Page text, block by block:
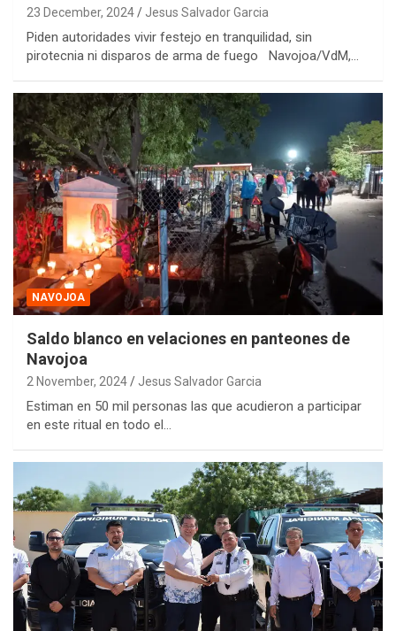
23 December, 2024 Jesus Salvador Garcia
Piden autoridades vivir festejo en tranquilidad, sin
pirotecnia ni disparos de arma de fuego Navojoa/VdM,…
NAVOJOA
Saldo blanco en velaciones en panteones de
Navojoa
2 November, 2024 Jesus Salvador Garcia
Estiman en 50 mil personas las que acudieron a participar
en este ritual en todo el…